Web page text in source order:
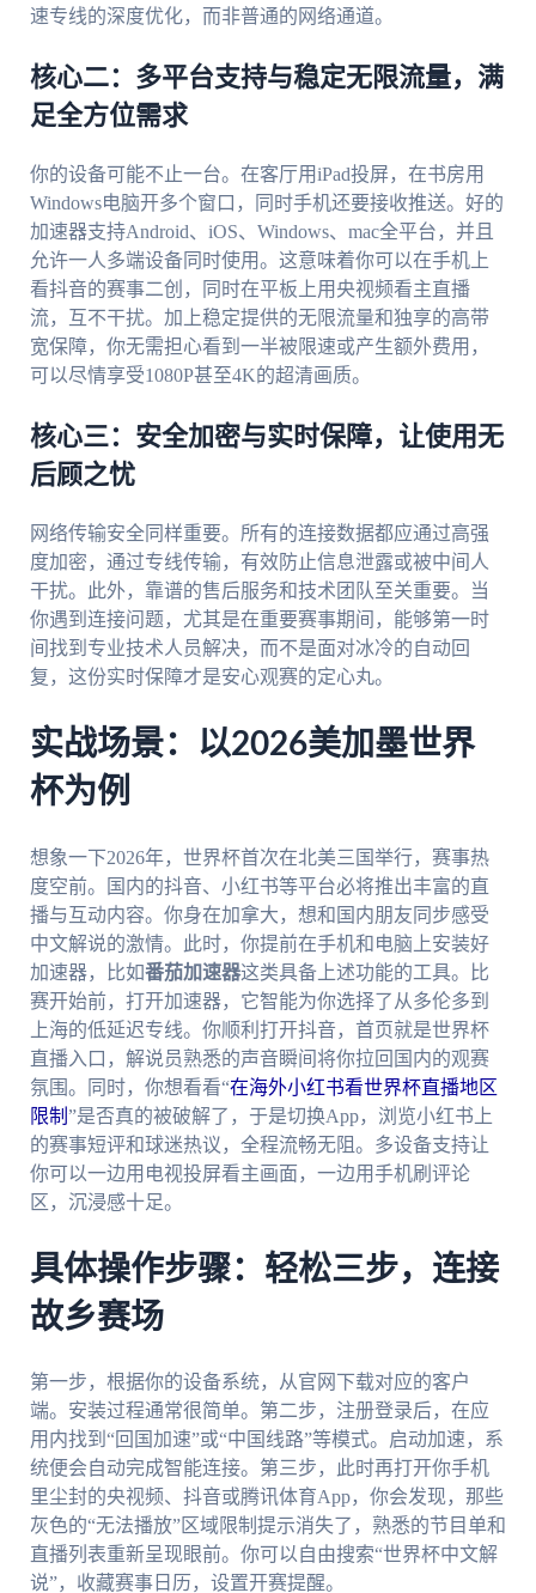
速专线的深度优化，而非普通的网络通道。
核心二：多平台支持与稳定无限流量，满
足全方位需求
你的设备可能不止一台。在客厅用iPad投屏，在书房用
Windows电脑开多个窗口，同时手机还要接收推送。好的
加速器支持Android、iOS、Windows、mac全平台，并且
允许一人多端设备同时使用。这意味着你可以在手机上
看抖音的赛事二创，同时在平板上用央视频看主直播
流，互不干扰。加上稳定提供的无限流量和独享的高带
宽保障，你无需担心看到一半被限速或产生额外费用，
可以尽情享受1080P甚至4K的超清画质。
核心三：安全加密与实时保障，让使用无
后顾之忧
网络传输安全同样重要。所有的连接数据都应通过高强
度加密，通过专线传输，有效防止信息泄露或被中间人
干扰。此外，靠谱的售后服务和技术团队至关重要。当
你遇到连接问题，尤其是在重要赛事期间，能够第一时
间找到专业技术人员解决，而不是面对冰冷的自动回
复，这份实时保障才是安心观赛的定心丸。
实战场景：以2026美加墨世界
杯为例
想象一下2026年，世界杯首次在北美三国举行，赛事热
度空前。国内的抖音、小红书等平台必将推出丰富的直
播与互动内容。你身在加拿大，想和国内朋友同步感受
中文解说的激情。此时，你提前在手机和电脑上安装好
加速器，比如番茄加速器这类具备上述功能的工具。比
赛开始前，打开加速器，它智能为你选择了从多伦多到
上海的低延迟专线。你顺利打开抖音，首页就是世界杯
直播入口，解说员熟悉的声音瞬间将你拉回国内的观赛
氛围。同时，你想看看“在海外小红书看世界杯直播地区
限制 ”是否真的被破解了，于是切换App，浏览小红书上
的赛事短评和球迷热议，全程流畅无阻。多设备支持让
你可以一边用电视投屏看主画面，一边用手机刷评论
区，沉浸感十足。
具体操作步骤：轻松三步，连接
故乡赛场
第一步，根据你的设备系统，从官网下载对应的客户
端。安装过程通常很简单。第二步，注册登录后，在应
用内找到“回国加速”或“中国线路”等模式。启动加速，系
统便会自动完成智能连接。第三步，此时再打开你手机
里尘封的央视频、抖音或腾讯体育App，你会发现，那些
灰色的“无法播放”区域限制提示消失了，熟悉的节目单和
直播列表重新呈现眼前。你可以自由搜索“世界杯中文解
说”，收藏赛事日历，设置开赛提醒。